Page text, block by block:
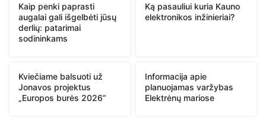
Kaip penki paprasti
augalai gali išgelbėti jūsų
derlių: patarimai
sodininkams
Ką pasauliui kuria Kauno
elektronikos inžinieriai?
Kviečiame balsuoti už
Jonavos projektus
„Europos burės 2026“
Informacija apie
planuojamas varžybas
Elektrėnų mariose